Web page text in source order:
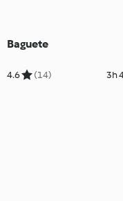
Baguete
4.6 (14) 3h